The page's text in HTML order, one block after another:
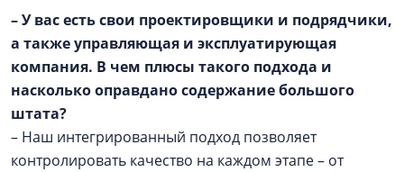
– У вас есть свои проектировщики и подрядчики,
а также управляющая и эксплуатирующая
компания. В чем плюсы такого подхода и
насколько оправдано содержание большого
штата?
– Наш интегрированный подход позволяет
контролировать качество на каждом этапе – от